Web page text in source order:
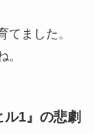
てました。
。
1』の悲劇